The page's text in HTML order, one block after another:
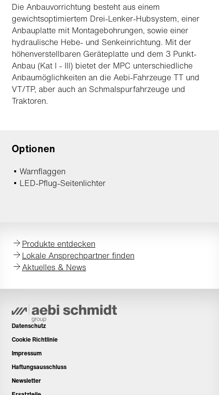
Die Anbauvorrichtung besteht aus einem
gewichtsoptimiertem Drei-Lenker-Hubsystem, einer
Anbauplatte mit Montagebohrungen, sowie einer
hydraulische Hebe- und Senkeinrichtung. Mit der
höhenverstellbaren Geräteplatte und dem 3 Punkt-
Anbau (Kat I - III) bietet der MPC unterschiedliche
Anbaumöglichkeiten an die Aebi-Fahrzeuge TT und
VT/TP, aber auch an Schmalspurfahrzeuge und
Traktoren.
Optionen
Warnflaggen
LED-Pflug-Seitenlichter
Produkte entdecken
Lokale Ansprechpartner finden
Aktuelles & News
Datenschutz
Cookie Richtlinie
Impressum
Haftungsausschluss
Newsletter